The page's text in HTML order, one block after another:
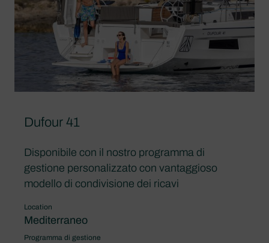
Dufour 41
Disponibile con il nostro programma di
gestione personalizzato con vantaggioso
modello di condivisione dei ricavi
Location
Mediterraneo
Programma di gestione